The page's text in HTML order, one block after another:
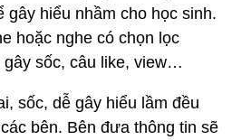
gây hiểu nhầm cho học sinh.
hoặc nghe có chọn lọc
gây sốc, câu like, view…
sốc, dễ gây hiểu lầm đều
bên. Bên đưa thông tin sẽ